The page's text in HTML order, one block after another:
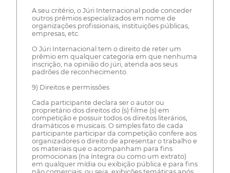
A seu critério, o Júri Internacional pode conceder
outros prêmios especializados em nome de
organizações profissionais, instituições públicas,
empresas, etc.
O Júri Internacional tem o direito de reter um
prêmio em qualquer categoria em que nenhuma
inscrição, na opinião do júri, atenda aos seus
padrões de reconhecimento.
9) Direitos e permissões
Cada participante declara ser o autor ou
proprietário dos direitos do (s) filme (s) em
competição e possuir todos os direitos literários,
dramáticos e musicais. O simples fato de cada
participante participar da competição confere aos
organizadores o direito de apresentar o trabalho e
os materiais que o acompanham para fins
promocionais (na íntegra ou como um extrato)
em qualquer mídia ou exibição pública e para fins